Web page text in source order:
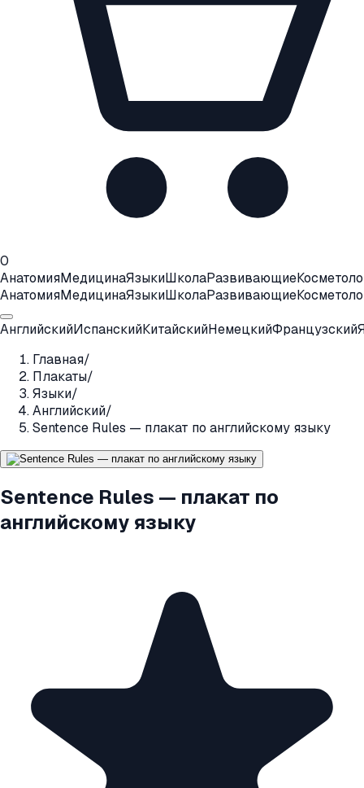
0
АнатомияМедицинаЯзыкиШколаРазвивающие
АнатомияМедицинаЯзыкиШколаРазвивающие
АнглийскийИспанскийКитайскийНемецкийФранцузский
Главная/
Плакаты/
Языки/
Английский/
Sentence Rules — плакат по английскому языку
Sentence Rules — плакат по
английскому языку